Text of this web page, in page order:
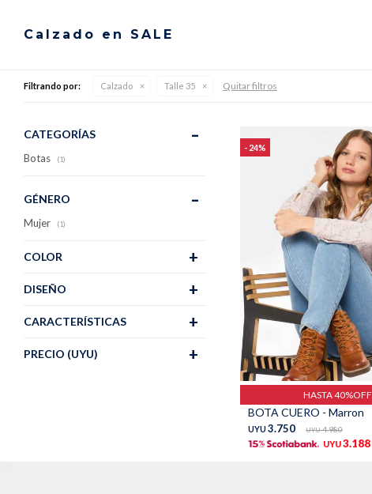
Calzado en SALE
Filtrando por: Calzado Talle 35 Quitar filtros
24
Talle
HASTA 40%OFF
BOTA CUERO - Marron
UYU 3.750 UYU 4.980
UYU3.188
GÉNERO
Mujer (1)
CATEGORÍAS
Botas (1)
CARACTERÍSTICAS
PRECIO (UYU)
COLOR
DISEÑO